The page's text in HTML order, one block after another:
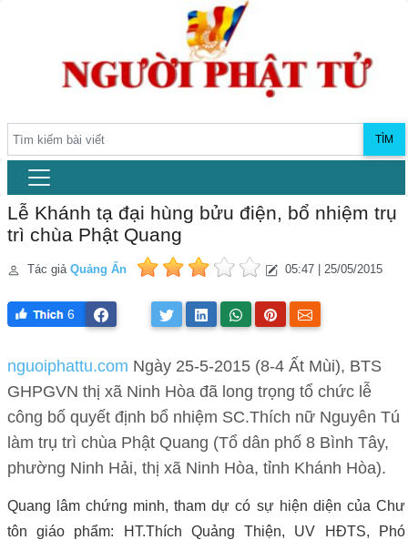
TÌM
Lễ Khánh tạ đại hùng bửu điện, bổ nhiệm trụ
trì chùa Phật Quang
Tác giả Quảng Ấn 05:47 | 25/05/2015
6
nguoiphattu.com Ngày 25-5-2015 (8-4 Ất Mùi), BTS
GHPGVN thị xã Ninh Hòa đã long trọng tổ chức lễ
công bố quyết định bổ nhiệm SC.Thích nữ Nguyên Tú
làm trụ trì chùa Phật Quang (Tổ dân phố 8 Bình Tây,
phường Ninh Hải, thị xã Ninh Hòa, tỉnh Khánh Hòa).
Quang lâm chứng minh, tham dự có sự hiện diện của Chư
tôn giáo phẩm: HT.Thích Quảng Thiện, UV HĐTS, Phó